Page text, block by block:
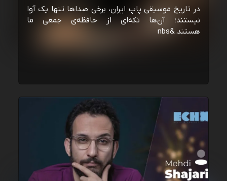
در تاریخ موسیقی پاپ ایران، برخی صداها تنها یک آوا
نیستند؛ آن‌ها تکه‌ای از حافظه‌ی جمعی ما
هستند.&nbs